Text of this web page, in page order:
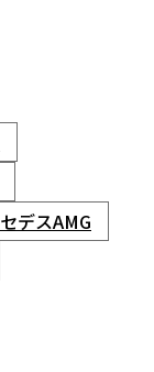
デスAMG